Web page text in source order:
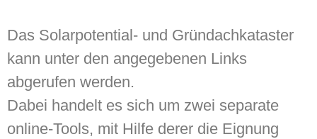
Das Solarpotential- und Gründachkataster
kann unter den angegebenen Links
abgerufen werden.
Dabei handelt es sich um zwei separate
online-Tools, mit Hilfe derer die Eignung